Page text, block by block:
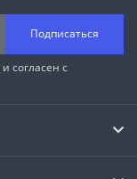
Подписаться
и согласен с